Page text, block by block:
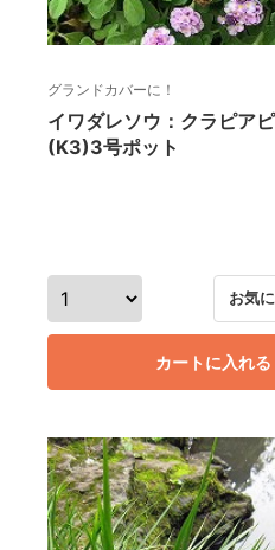
グランドカバーに！
イワダレソウ：クラピア
(K3)3号ポット
カートに入れる
お気